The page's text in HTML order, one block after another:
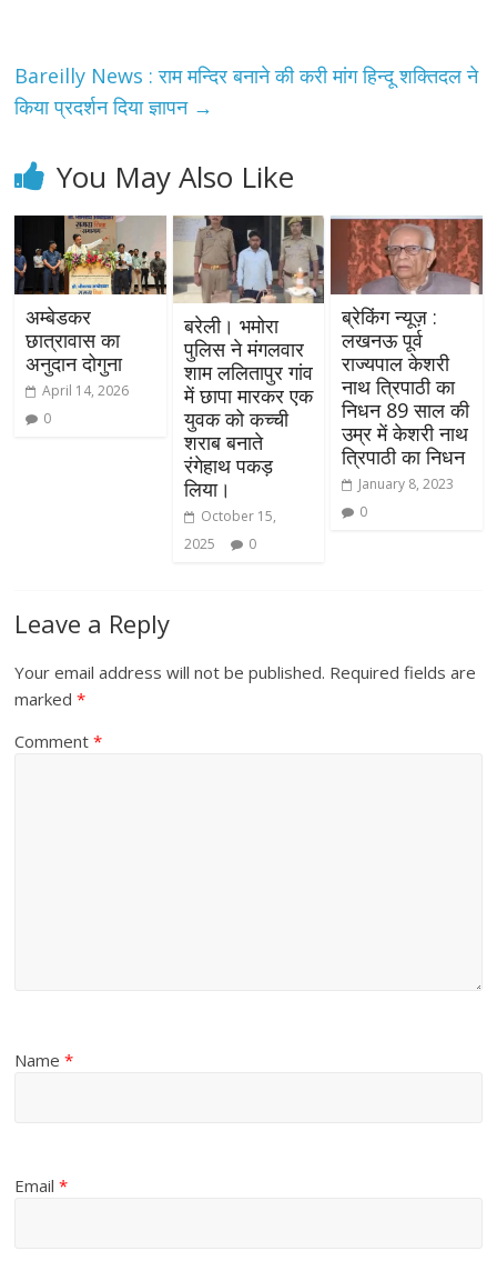
Bareilly News : राम मन्दिर बनाने की करी मांग हिन्दू शक्तिदल ने
किया प्रदर्शन दिया ज्ञापन →
You May Also Like
अम्बेडकर
छात्रावास का
अनुदान दोगुना
April 14, 2026
0
बरेली। भमोरा
पुलिस ने मंगलवार
शाम ललितापुर गांव
में छापा मारकर एक
युवक को कच्ची
शराब बनाते
रंगेहाथ पकड़
लिया।
October 15,
2025
0
ब्रेकिंग न्यूज़ :
लखनऊ पूर्व
राज्यपाल केशरी
नाथ त्रिपाठी का
निधन 89 साल की
उम्र में केशरी नाथ
त्रिपाठी का निधन
January 8, 2023
0
Leave a Reply
Your email address will not be published. Required fields are
marked*
Comment*
Name*
Email*